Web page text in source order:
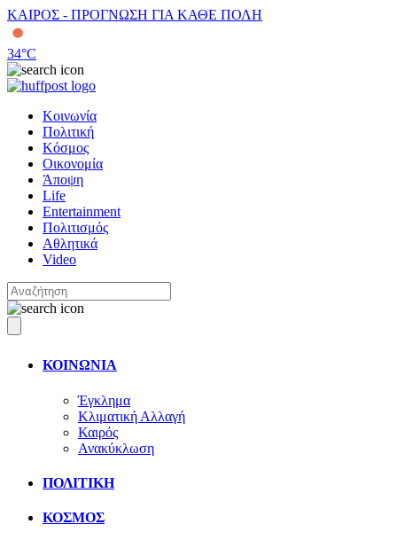
ΚΑΙΡΟΣ - ΠΡΟΓΝΩΣΗ ΓΙΑ ΚΑΘΕ ΠΟΛΗ
34°C
Κοινωνία
Πολιτική
Κόσμος
Οικονομία
Άποψη
Life
Entertainment
Πολιτισμός
Αθλητικά
Video
ΚΟΙΝΩΝΙΑ
Έγκλημα
Κλιματική Αλλαγή
Καιρός
Ανακύκλωση
ΠΟΛΙΤΙΚΗ
ΚΟΣΜΟΣ